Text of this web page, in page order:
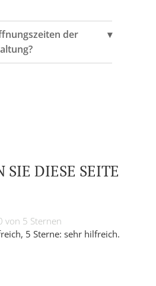
der
SIE DIESE SEITE
von 5 Sternen
5 Sterne: sehr hilfreich.